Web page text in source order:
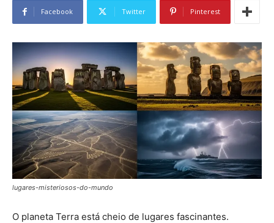
Facebook Twitter Pinterest
lugares-misteriosos-do-mundo
O planeta Terra está cheio de lugares fascinantes.